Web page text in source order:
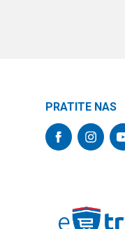
PRATITE NAS